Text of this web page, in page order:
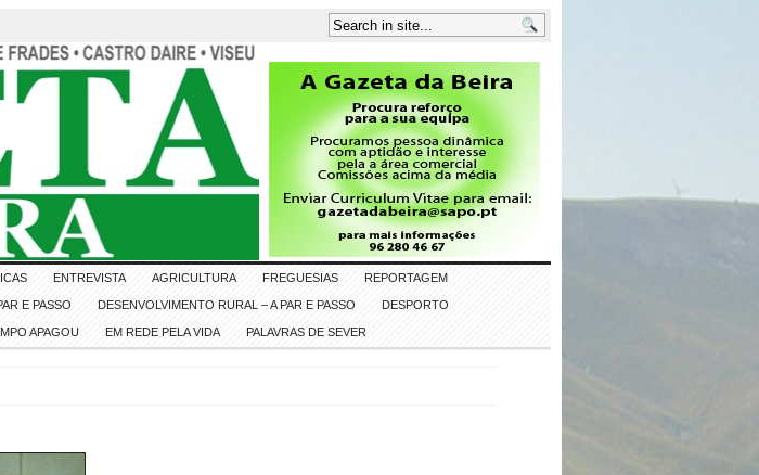
ENTREVISTA AGRICULTURA FREGUESIAS REPORTAGEM
E PASSO DESENVOLVIMENTO RURAL – A PAR E PASSO DESPORTO
APAGOU EM REDE PELA VIDA PALAVRAS DE SEVER